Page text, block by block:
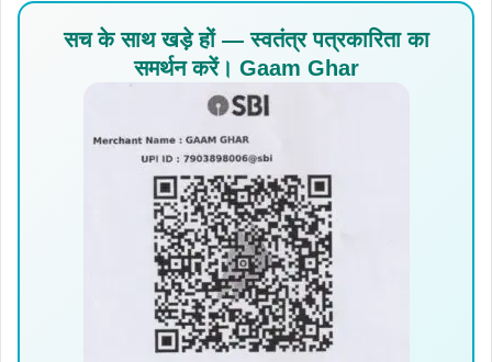
सच के साथ खड़े हों — स्वतंत्र पत्रकारिता का
समर्थन करें। Gaam Ghar